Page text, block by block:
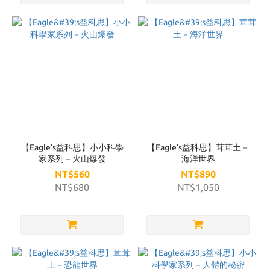
【Eagle's益科思】小小科學
家系列－火山爆發
NT$560
NT$680
【Eagle's益科思】茸茸土－
海洋世界
NT$890
NT$1,050